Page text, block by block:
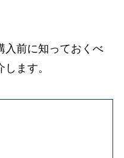
入前に知っておくべ
ます。